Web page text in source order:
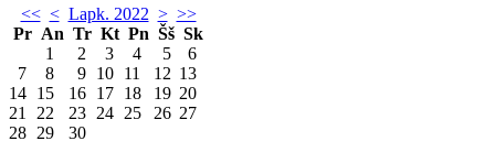
<< < Lapk. 2022 > >>
Pr An Tr Kt Pn Šš Sk
1
2 3 4 5
6
7
8 9 10 11 12 13
14 15 16 17 18 19 20
21
22 23 24 25 26 27
28 29 30